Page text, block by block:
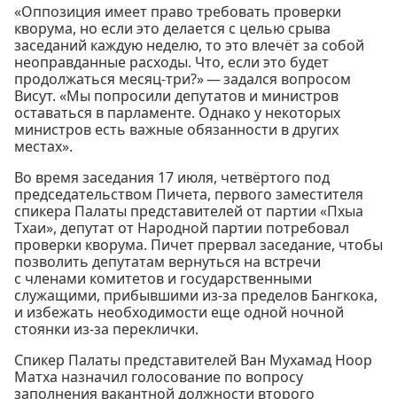
«Оппозиция имеет право требовать проверки
кворума, но если это делается с целью срыва
заседаний каждую неделю, то это влечёт за собой
неоправданные расходы. Что, если это будет
продолжаться месяц-три?» — задался вопросом
Висут. «Мы попросили депутатов и министров
оставаться в парламенте. Однако у некоторых
министров есть важные обязанности в других
местах».
Во время заседания 17 июля, четвёртого под
председательством Пичета, первого заместителя
спикера Палаты представителей от партии «Пхыа
Тхаи», депутат от Народной партии потребовал
проверки кворума. Пичет прервал заседание, чтобы
позволить депутатам вернуться на встречи
с членами комитетов и государственными
служащими, прибывшими из-за пределов Бангкока,
и избежать необходимости еще одной ночной
стоянки из-за переклички.
Спикер Палаты представителей Ван Мухамад Ноор
Матха назначил голосование по вопросу
заполнения вакантной должности второго